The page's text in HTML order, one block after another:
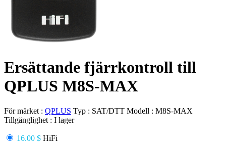
Ersättande fjärrkontroll till
QPLUS M8S-MAX
För märket : QPLUS Typ : SAT/DTT Modell : M8S-MAX
Tillgänglighet : I lager
16.00 $ HiFi